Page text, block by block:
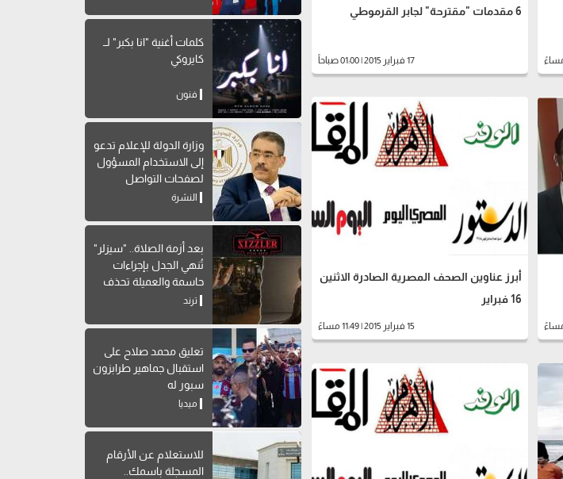
6 مقدمات "مقترحة" لجابر القرموطي
17 فبراير 2015 | 01:00 صباحاً
أبرز عناوين الصحف المصرية الصادرة الاثنين
16 فبراير
15 فبراير 2015 | 11:49 مساءً
كلمات أغنية "انا بكبر" لــ
كايروكي
فنون
وزارة الدولة للإعلام تدعو
إلى الاستخدام المسؤول
لصفحات التواصل
الاجتماعي
النشرة
بعد أزمة الصلاة.. "سيزلر"
تُنهي الجدل بإجراءات
حاسمة والعميلة تحذف
المنشور
ترند
تعليق محمد صلاح على
استقبال جماهير طرابزون
سبور له
ميديا
للاستعلام عن الأرقام
المسجلة باسمك..